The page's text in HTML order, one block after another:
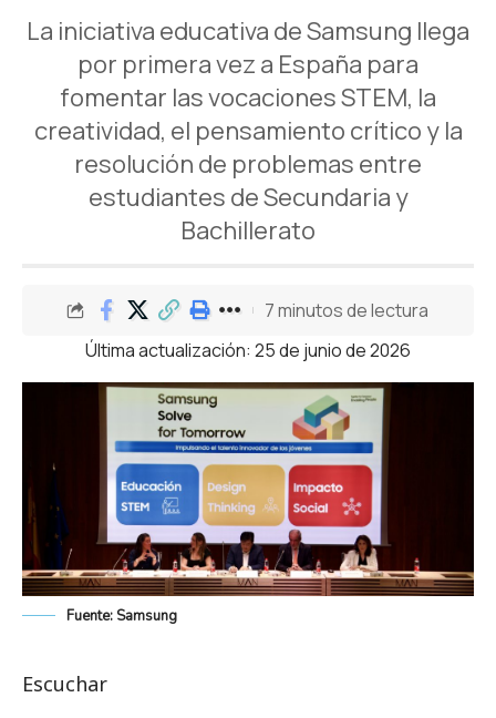
La iniciativa educativa de Samsung llega
por primera vez a España para
fomentar las vocaciones STEM, la
creatividad, el pensamiento crítico y la
resolución de problemas entre
estudiantes de Secundaria y
Bachillerato
Última actualización: 25 de junio de 2026
7 minutos de lectura
Fuente: Samsung
Escuchar